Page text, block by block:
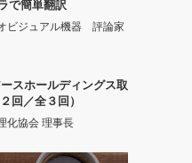
で簡単翻訳
ビジュアル機器 評論家
スホールディングス取
回／全３回）
化協会 理事長